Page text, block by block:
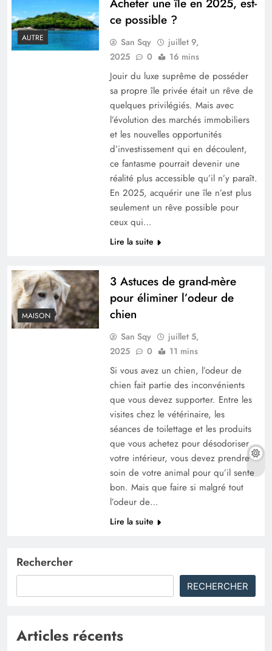
AUTRE
ce possible ?
San Sqy
juillet 9,
2025
0 16 mins
Jouir du luxe suprême de posséder
sa propre île privée était un rêve de
quelques privilégiés. Mais avec
l’évolution des marchés immobiliers
et les nouvelles opportunités
d’investissement qui en découlent,
ce fantasme pourrait devenir une
réalité plus accessible qu’il n’y paraît.
En 2025, acquérir une île n’est plus
seulement un rêve possible pour
ceux qui…
Lire la suite
MAISON
3 Astuces de grand-mère
pour éliminer l’odeur de
chien
San Sqy
juillet 5,
2025
0 11 mins
Si vous avez un chien, l’odeur de
chien fait partie des inconvénients
que vous devez supporter. Entre les
visites chez le vétérinaire, les
séances de toilettage et les produits
que vous achetez pour désodoriser
votre intérieur, vous devez prendre
soin de votre animal pour qu’il sente
bon. Mais que faire si malgré tout
l’odeur de…
Lire la suite
Rechercher
RECHERCHER
Articles récents